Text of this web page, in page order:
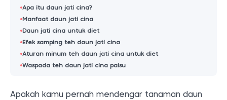
Apa itu daun jati cina?
Manfaat daun jati cina
Daun jati cina untuk diet
Efek samping teh daun jati cina
Aturan minum teh daun jati cina untuk diet
Waspada teh daun jati cina palsu
Apakah kamu pernah mendengar tanaman daun